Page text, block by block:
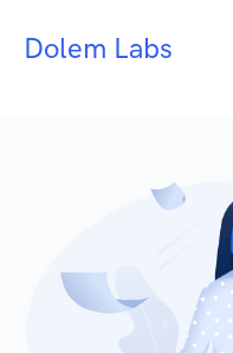
Dolem Labs